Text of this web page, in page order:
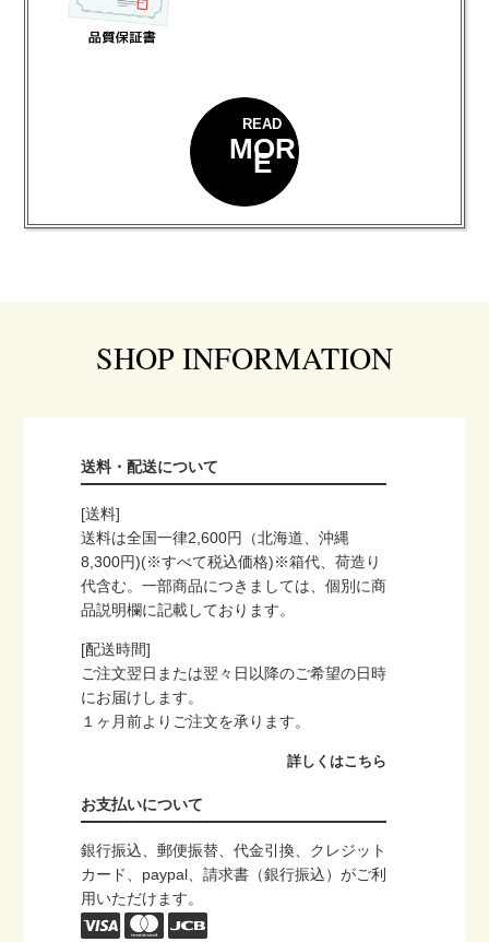
READ
MOR
E
SHOP INFORMATION
送料・配送について
[送料]
送料は全国一律2,600円（北海道、沖縄
8,300円)(※すべて税込価格)※箱代、荷造り
代含む。一部商品につきましては、個別に商
品説明欄に記載しております。
[配送時間]
ご注文翌日または翌々日以降のご希望の日時
にお届けします。
１ヶ月前よりご注文を承ります。
詳しくはこちら
お支払いについて
銀行振込、郵便振替、代金引換、クレジット
カード、paypal、請求書（銀行振込）がご利
用いただけます。